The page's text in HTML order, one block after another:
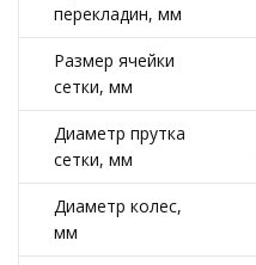
перекладин, мм
Размер ячейки
сетки, мм
Диаметр прутка
сетки, мм
Диаметр колес,
мм